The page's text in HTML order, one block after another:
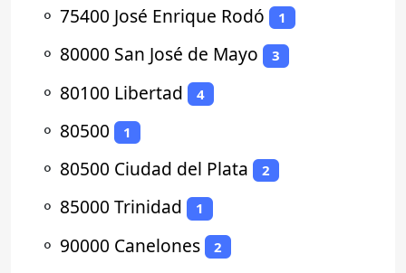
⚬ 75400 José Enrique Rodó 1
⚬ 80000 San José de Mayo 3
⚬ 80100 Libertad 4
⚬ 80500 1
⚬ 80500 Ciudad del Plata 2
⚬ 85000 Trinidad 1
⚬ 90000 Canelones 2